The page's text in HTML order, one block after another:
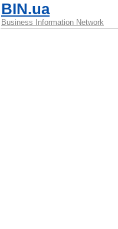
BIN.ua
Business Information Network